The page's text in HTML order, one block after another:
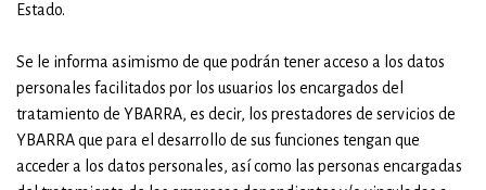
Estado.
Se le informa asimismo de que podrán tener acceso a los datos
personales facilitados por los usuarios los encargados del
tratamiento de YBARRA, es decir, los prestadores de servicios de
YBARRA que para el desarrollo de sus funciones tengan que
acceder a los datos personales, así como las personas encargadas